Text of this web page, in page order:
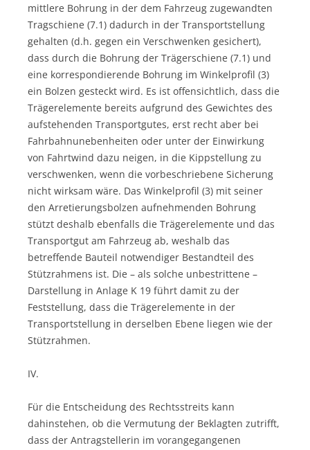
mittlere Bohrung in der dem Fahrzeug zugewandten
Tragschiene (7.1) dadurch in der Transportstellung
gehalten (d.h. gegen ein Verschwenken gesichert),
dass durch die Bohrung der Trägerschiene (7.1) und
eine korrespondierende Bohrung im Winkelprofil (3)
ein Bolzen gesteckt wird. Es ist offensichtlich, dass die
Trägerelemente bereits aufgrund des Gewichtes des
aufstehenden Transportgutes, erst recht aber bei
Fahrbahnunebenheiten oder unter der Einwirkung
von Fahrtwind dazu neigen, in die Kippstellung zu
verschwenken, wenn die vorbeschriebene Sicherung
nicht wirksam wäre. Das Winkelprofil (3) mit seiner
den Arretierungsbolzen aufnehmenden Bohrung
stützt deshalb ebenfalls die Trägerelemente und das
Transportgut am Fahrzeug ab, weshalb das
betreffende Bauteil notwendiger Bestandteil des
Stützrahmens ist. Die – als solche unbestrittene –
Darstellung in Anlage K 19 führt damit zu der
Feststellung, dass die Trägerelemente in der
Transportstellung in derselben Ebene liegen wie der
Stützrahmen.
IV.
Für die Entscheidung des Rechtsstreits kann
dahinstehen, ob die Vermutung der Beklagten zutrifft,
dass der Antragstellerin im vorangegangenen